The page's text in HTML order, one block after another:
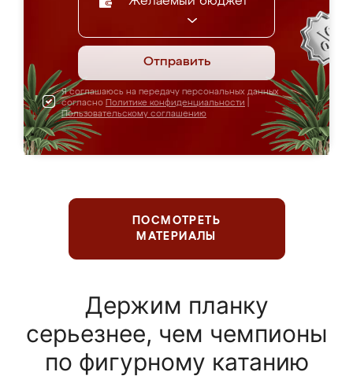
Отправить
Я соглашаюсь на передачу персональных данных
согласно Политике конфиденциальности
Пользовательскому соглашению
ПОСМОТРЕТЬ
МАТЕРИАЛЫ
Держим планку
серьезнее, чем чемпионы
по фигурному катанию